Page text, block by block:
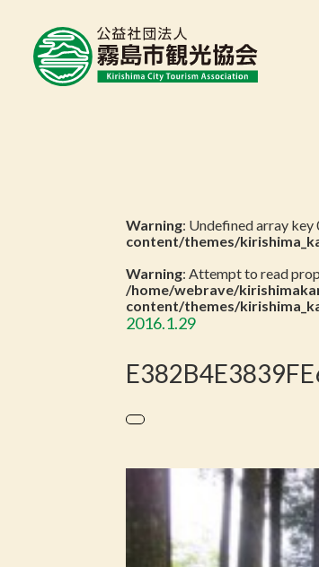
Warning: Undefined array key
content/themes/
Warning: Attempt to read
/home/webrave/
content/themes/
2016.1.29